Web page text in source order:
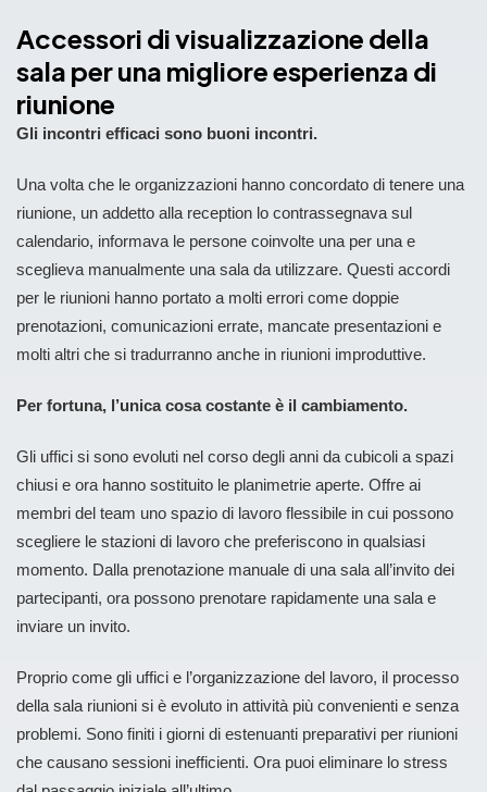
Accessori di visualizzazione della
sala per una migliore esperienza di
riunione
Gli incontri efficaci sono buoni incontri.
Una volta che le organizzazioni hanno concordato di tenere una
riunione, un addetto alla reception lo contrassegnava sul
calendario, informava le persone coinvolte una per una e
sceglieva manualmente una sala da utilizzare. Questi accordi
per le riunioni hanno portato a molti errori come doppie
prenotazioni, comunicazioni errate, mancate presentazioni e
molti altri che si tradurranno anche in riunioni improduttive.
Per fortuna, l’unica cosa costante è il cambiamento.
Gli uffici si sono evoluti nel corso degli anni da cubicoli a spazi
chiusi e ora hanno sostituito le planimetrie aperte. Offre ai
membri del team uno spazio di lavoro flessibile in cui possono
scegliere le stazioni di lavoro che preferiscono in qualsiasi
momento. Dalla prenotazione manuale di una sala all’invito dei
partecipanti, ora possono prenotare rapidamente una sala e
inviare un invito.
Proprio come gli uffici e l’organizzazione del lavoro, il processo
della sala riunioni si è evoluto in attività più convenienti e senza
problemi. Sono finiti i giorni di estenuanti preparativi per riunioni
che causano sessioni inefficienti. Ora puoi eliminare lo stress